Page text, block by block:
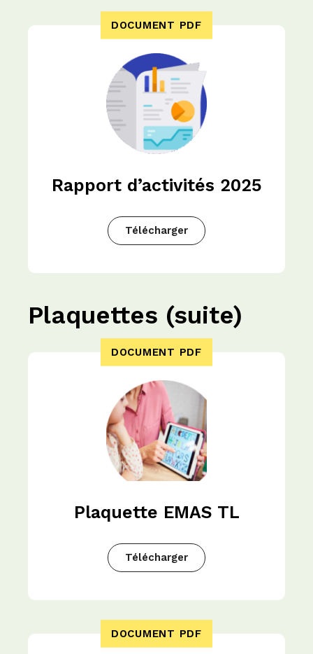
Rapport d’activités 2025
Télécharger
DOCUMENT PDF
Plaquettes (suite)
Plaquette EMAS TL
Télécharger
DOCUMENT PDF
DOCUMENT PDF